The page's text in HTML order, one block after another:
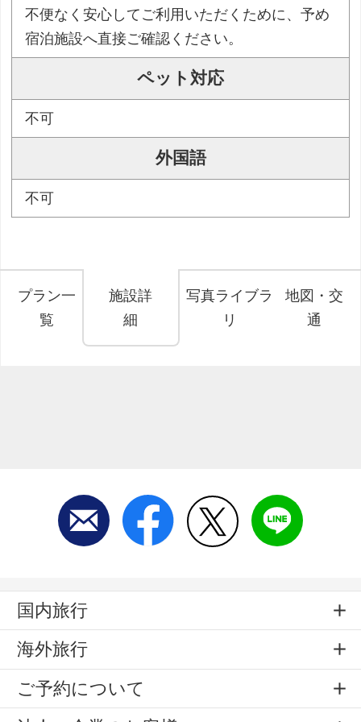
不便なく安心してご利用いただくために、予め
宿泊施設へ直接ご確認ください。
ペット対応
不可
外国語
不可
プラン一
覧
施設詳
細
写真ライブラ
リ
地図・交
通
国内旅行
海外旅行
ご予約について